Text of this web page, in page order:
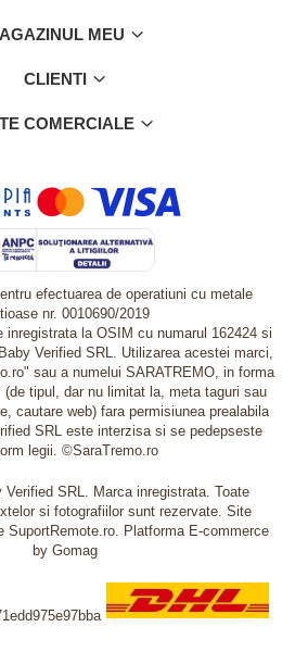
MEU
CLIENTI
COMERCIALE
efectuarea de operatiuni cu metale
nr. 0010690/2019
inregistrata la OSIM cu numarul 162424 si
Verified SRL. Utilizarea acestei marci,
sau a numelui SARATREMO, in forma
tipul, dar nu limitat la, meta taguri sau
cautare web) fara permisiunea prealabila
SRL este interzisa si se pedepseste
legii. ©SaraTremo.ro
Verified SRL. Marca inregistrata. Toate
si fotografiilor sunt rezervate. Site
SuportRemote.ro. Platforma E-commerce
by Gomag